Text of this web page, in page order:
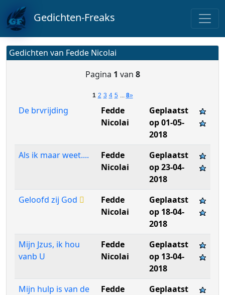
Gedichten-Freaks
Gedichten van Fedde Nicolai
Pagina 1 van 8
1 2 3 4 5 ... 8»
De brvrijding
Fedde
Nicolai
Geplaatst
op 01-05-
2018
Als ik maar weet....
Fedde
Nicolai
Geplaatst
op 23-04-
2018
Geloofd zij God
Fedde
Nicolai
Geplaatst
op 18-04-
2018
Mijn Jzus, ik hou
vanb U
Fedde
Nicolai
Geplaatst
op 13-04-
2018
Mijn hulp is van de
Fedde
Geplaatst